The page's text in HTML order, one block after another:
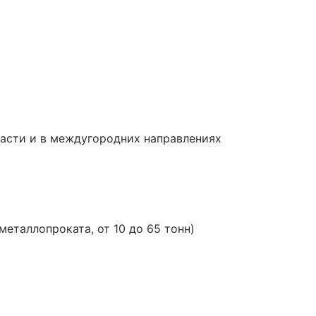
и в междугородних направлениях
от 10 до 65 тонн)